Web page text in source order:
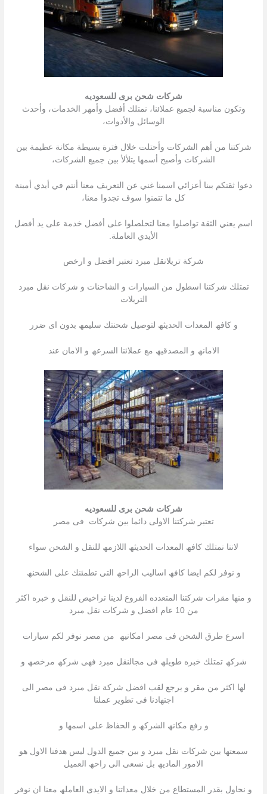
شركات شحن برى للسعوديه
وتكون مناسبة لجميع عملائنا، نمتلك أفضل وأمهر الخدمات، وأحدث
الوسائل والأدوات،
شركتنا من أهم الشركات وأحتلت خلال فترة بسيطة مكانة عظيمة بين
الشركات وأصبح أسمها يتلألأ بين جميع الشركات،
دعوا ثقتكم ببنا أعزائي اسمنا غني عن التعريف معنا أنتم في أيدي أمينة
كل ما تتمنوا سوف تجدوا معنا،
اسم يعني الثقة تواصلوا معنا لتحلصلوا على أفضل خدمة على يد أفضل
الأيدي العاملة.
شركة تريلانقل مبرد تعتبر افضل و ارخص
تمتلك شركتنا اسطول من السیارات و الشاحنات و شركات نقل مبرد
التریلات
و كافھ المعدات الحدیثھ لتوصیل شحنتك سلیمھ بدون اى ضرر
الامانھ و المصدقیھ مع عملائنا السرعھ و الامان عند
شركات شحن برى للسعوديه
تعتبر شركتنا الاولى دائما بین شركات فى مصر
لاننا نمتلك كافھ المعدات الحدیثھ اللازمھ للنقل و الشحن سواء
و نوفر لكم ایضا كافھ اسالیب الراحھ التى تطمئنك على الشحنھ
و منھا مقرات شركتنا المتعدده الفروع لدینا تراخیص للنقل و خبره اكثر
من 10 عام افضل و شركات نقل مبرد
اسرع طرق الشحن فى مصر امكانیھ من مصر نوفر لكم سیارات
شركھ تمتلك خبره طویلھ فى مجالنقل مبرد فھى شركھ مرخصھ و
لھا اكثر من مقر و یرجع لقب افضل شركة نقل مبرد فى مصر الى
اجتھادنا فى تطویر عملنا
و رفع مكانھ الشركھ و الحفاظ على اسمھا و
سمعتھا بین شركات نقل مبرد و بین جمیع الدول لیس ھدفنا الاول ھو
الامور المادیھ بل نسعى الى راحھ العمیل
و نحاول بقدر المستطاع من خلال معداتنا و الایدى العاملھ معنا ان نوفر